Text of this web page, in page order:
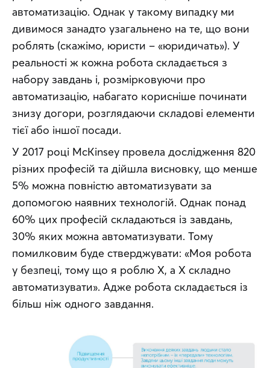
автоматизацію. Однак у такому випадку ми
дивимося занадто узагальнено на те, що вони
роблять (скажімо, юристи – «юридичать»). У
реальності ж кожна робота складається з
набору завдань і, розмірковуючи про
автоматизацію, набагато корисніше починати
знизу догори, розглядаючи складові елементи
тієї або іншої посади.
У 2017 році McКinsey провела дослідження 820
різних професій та дійшла висновку, що менше
5% можна повністю автоматизувати за
допомогою наявних технологій. Однак понад
60% цих професій складаються із завдань,
30% яких можна автоматизувати. Тому
помилковим буде стверджувати: «Моя робота
у безпеці, тому що я роблю Х, а Х складно
автоматизувати». Адже робота складається із
більш ніж одного завдання.